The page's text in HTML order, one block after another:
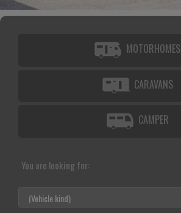
MOTORHOMES
CARAVANS
CAMPER
You are looking for: